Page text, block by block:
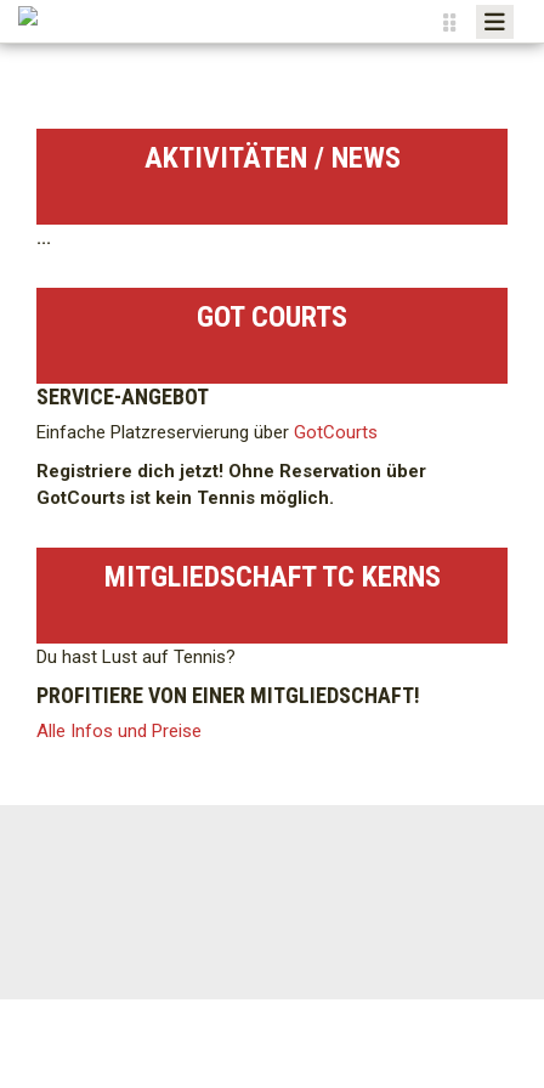
SPIELBETRIEB
SPONSORING KONZEPT TC KERNS
AKTIVITÄTEN / NEWS
...
GOT COURTS
SERVICE-ANGEBOT
Einfache Platzreservierung über GotCourts
Registriere dich jetzt! Ohne Reservation über
GotCourts ist kein Tennis möglich.
MITGLIEDSCHAFT TC KERNS
Du hast Lust auf Tennis?
PROFITIERE VON EINER MITGLIEDSCHAFT!
Alle Infos und Preise